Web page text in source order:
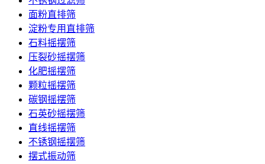
面粉直排筛
淀粉专用直排筛
石料摇摆筛
压裂砂摇摆筛
化肥摇摆筛
颗粒摇摆筛
碳钢摇摆筛
石英砂摇摆筛
直线摇摆筛
不锈钢摇摆筛
摆式振动筛